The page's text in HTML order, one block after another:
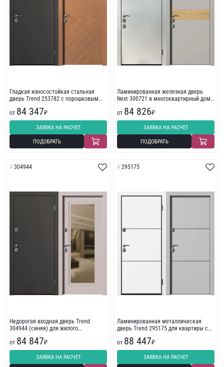
Гладкая износостойкая стальная
дверь Trend 253782 с порошковым
от 84 347₽
ЗАЯВКА НА РАСЧЕТ
ПОДОБРАТЬ
Ламинированная железная дверь
Next 300721 в многоквартирный дом
от 84 826₽
ЗАЯВКА НА РАСЧЕТ
ПОДОБРАТЬ
304944
Недорогая входная дверь Trend
304944 (синяя) для жилого
от 84 847₽
ЗАЯВКА НА РАСЧЕТ
295175
Ламинированная металлическая
дверь Trend 295175 для квартиры с
от 88 447₽
ЗАЯВКА НА РАСЧЕТ